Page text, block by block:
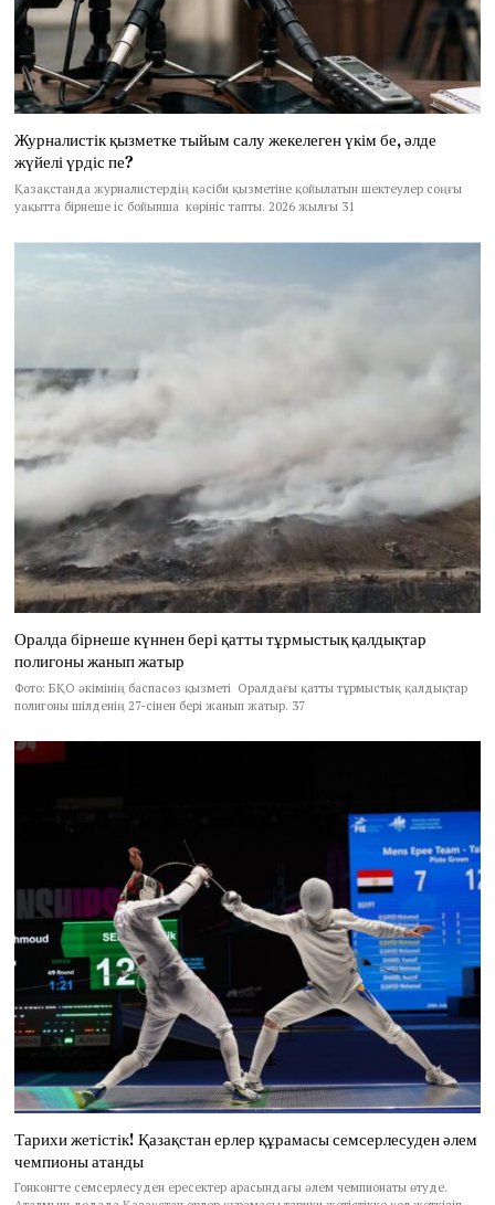
Журналистік қызметке тыйым салу жекелеген үкім бе, әлде
жүйелі үрдіс пе?
Қазақстанда журналистердің кәсіби қызметіне қойылатын шектеулер соңғы
уақытта бірнеше іс бойынша көрініс тапты. 2026 жылғы 31
Оралда бірнеше күннен бері қатты тұрмыстық қалдықтар
полигоны жанып жатыр
Фото: БҚО әкімінің баспасөз қызметі Оралдағы қатты тұрмыстық қалдықтар
полигоны шілденің 27-сінен бері жанып жатыр. 37
Тарихи жетістік! Қазақстан ерлер құрамасы семсерлесуден әлем
чемпионы атанды
Гонконгте семсерлесуден ересектер арасындағы әлем чемпионаты өтуде.